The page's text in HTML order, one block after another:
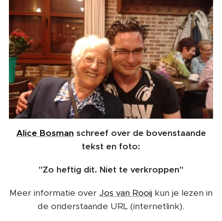
Alice Bosman schreef over de bovenstaande
tekst en foto:
"Zo heftig dit. Niet te verkroppen"
Meer informatie over Jos van Rooij kun je lezen in
de onderstaande URL (internetlink).